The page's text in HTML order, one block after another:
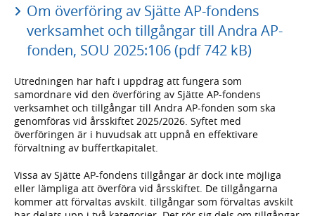
Om överföring av Sjätte AP-fondens
verksamhet och tillgångar till Andra AP-
fonden, SOU 2025:106 (pdf 742 kB)
Utredningen har haft i uppdrag att fungera som
samordnare vid den överföring av Sjätte AP-fondens
verksamhet och tillgångar till Andra AP-fonden som ska
genomföras vid årsskiftet 2025/2026. Syftet med
överföringen är i huvudsak att uppnå en effektivare
förvaltning av buffertkapitalet.
Vissa av Sjätte AP-fondens tillgångar är dock inte möjliga
eller lämpliga att överföra vid årsskiftet. De tillgångarna
kommer att förvaltas avskilt. tillgångar som förvaltas avskilt